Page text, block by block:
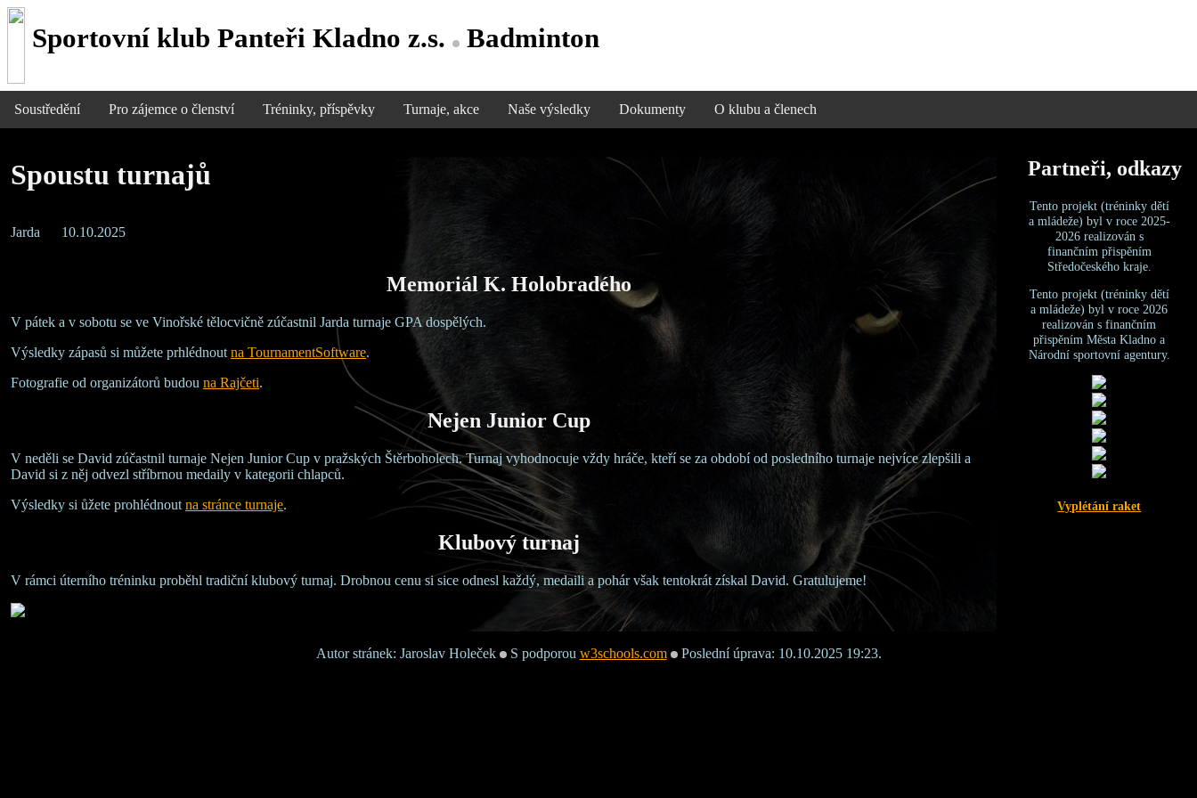
Sportovní klub Panteři Kladno z.s. Badminton
Soustředění Pro zájemce o členství Tréninky, příspěvky Turnaje, akce Naše výsledky Dokumenty O klubu a členech
Spoustu turnajů
Jarda 10.10.2025
Memoriál K. Holobradého
V pátek a v sobotu se ve Vinořské tělocvičně zúčastnil Jarda turnaje GPA dospělých.
Výsledky zápasů si můžete prhlédnout na TournamentSoftware.
Fotografie od organizátorů budou na Rajčeti.
Nejen Junior Cup
V neděli se David zúčastnil turnaje Nejen Junior Cup v pražských Štěrboholech. Turnaj vyhodnocuje vždy hráče, kteří se za období od posledního turnaje nejvíce zlepšili a
David si z něj odvezl stříbrnou medaily v kategorii chlapců.
Výsledky si ůžete prohlédnout na stránce turnaje.
Klubový turnaj
V rámci úterního tréninku proběhl tradiční klubový turnaj. Drobnou cenu si sice odnesl každý, medaili a pohár však tentokrát získal David. Gratulujeme!
Partneři, odkazy
Tento projekt (tréninky dětí
a mládeže) byl v roce 2025-
2026 realizován s
finančním přispěním
Středočeského kraje.
Tento projekt (tréninky dětí
a mládeže) byl v roce 2026
realizován s finančním
přispěním Města Kladno a
Národní sportovní agentury.
Vyplétání raket
Autor stránek: Jaroslav Holeček S podporou w3schools.com Poslední úprava: 10.10.2025 19:23.